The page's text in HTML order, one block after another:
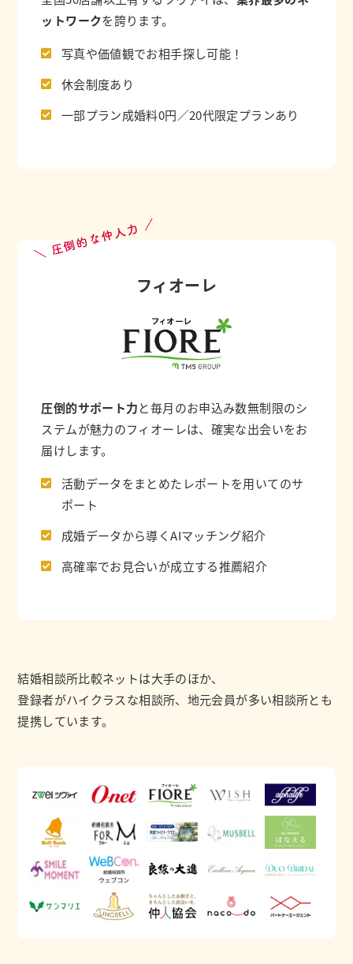
ットワークを誇ります。
写真や価値観でお相手探し可能！
休会制度あり
一部プラン成婚料0円／20代限定プランあり
フィオーレ
圧倒的サポート力と毎月のお申込み数無制限のシ
ステムが魅力のフィオーレは、確実な出会いをお
届けします。
活動データをまとめたレポートを用いてのサ
ポート
成婚データから導くAIマッチング紹介
高確率でお見合いが成立する推薦紹介
＼ 圧倒的な仲人力 ／
結婚相談所比較ネットは大手のほか、
登録者がハイクラスな相談所、地元会員が多い相談所とも
提携しています。